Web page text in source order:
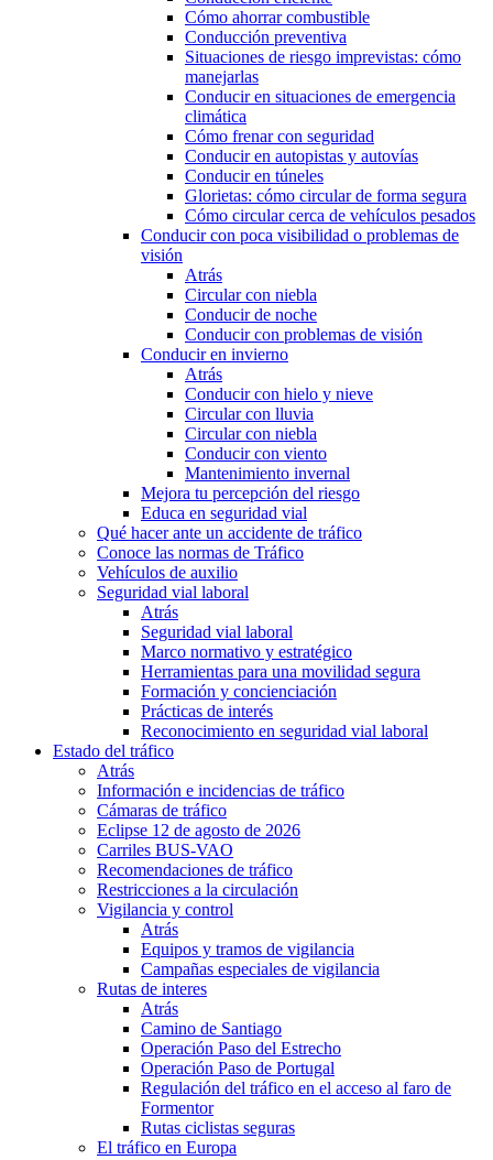
Cómo ahorrar combustible
Conducción preventiva
Situaciones de riesgo imprevistas: cómo
manejarlas
Conducir en situaciones de emergencia
climática
Cómo frenar con seguridad
Conducir en autopistas y autovías
Conducir en túneles
Glorietas: cómo circular de forma segura
Cómo circular cerca de vehículos pesados
Conducir con poca visibilidad o problemas de
visión
Atrás
Circular con niebla
Conducir de noche
Conducir con problemas de visión
Conducir en invierno
Atrás
Conducir con hielo y nieve
Circular con lluvia
Circular con niebla
Conducir con viento
Mantenimiento invernal
Mejora tu percepción del riesgo
Educa en seguridad vial
Qué hacer ante un accidente de tráfico
Conoce las normas de Tráfico
Vehículos de auxilio
Seguridad vial laboral
Atrás
Seguridad vial laboral
Marco normativo y estratégico
Herramientas para una movilidad segura
Formación y concienciación
Prácticas de interés
Reconocimiento en seguridad vial laboral
Estado del tráfico
Atrás
Información e incidencias de tráfico
Cámaras de tráfico
Eclipse 12 de agosto de 2026
Carriles BUS-VAO
Recomendaciones de tráfico
Restricciones a la circulación
Vigilancia y control
Atrás
Equipos y tramos de vigilancia
Campañas especiales de vigilancia
Rutas de interes
Atrás
Camino de Santiago
Operación Paso del Estrecho
Operación Paso de Portugal
Regulación del tráfico en el acceso al faro de
Formentor
Rutas ciclistas seguras
El tráfico en Europa